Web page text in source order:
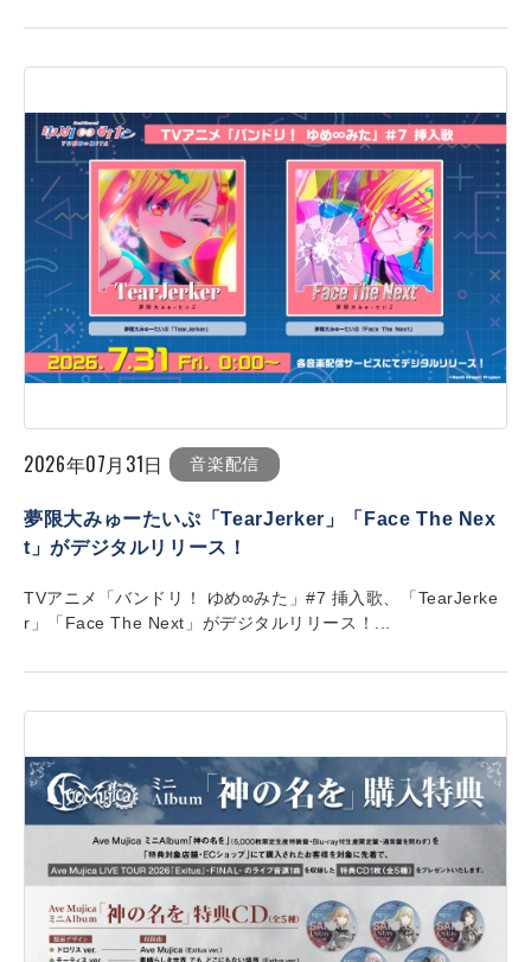
2026年07月31日 音楽配信
夢限大みゅーたいぷ「TearJerker」「Face The Nex
t」がデジタルリリース！
TVアニメ「バンドリ！ ゆめ∞みた」#7 挿入歌、「TearJerke
r」「Face The Next」がデジタルリリース！...